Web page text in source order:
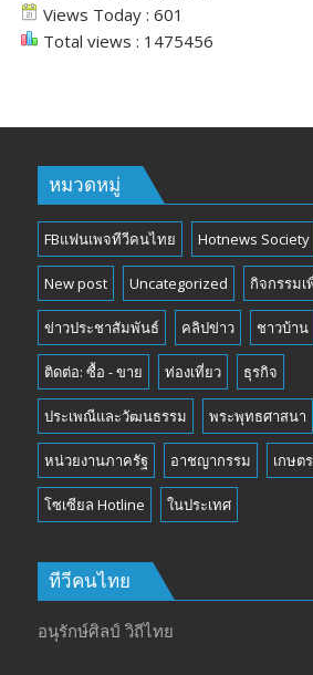
Views Today : 601
Total views : 1475456
หมวดหมู่
FBแฟนเพจทีวีคนไทย Hotnews Society
New post Uncategorized กิจกรรม
ข่าวประชาสัมพันธ์ คลิปข่าว ชาวบ้าน
ติดต่อ: ซื้อ - ขาย ท่องเที่ยว ธุรกิจ
ประเพณีและวัฒนธรรม พระพุทธศาสนา
หน่วยงานภาครัฐ อาชญากรรม เกษตร
โซเซียล Hotline ในประเทศ
ทีวีคนไทย
อนุรักษ์ศิลป์ วิถีไทย